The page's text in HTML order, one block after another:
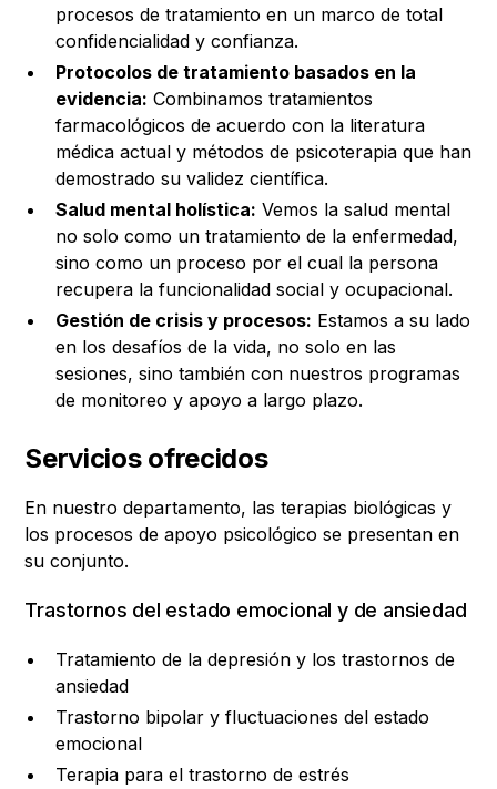
procesos de tratamiento en un marco de total
confidencialidad y confianza.
Protocolos de tratamiento basados en la
evidencia: Combinamos tratamientos
farmacológicos de acuerdo con la literatura
médica actual y métodos de psicoterapia que han
demostrado su validez científica.
Salud mental holística: Vemos la salud mental
no solo como un tratamiento de la enfermedad,
sino como un proceso por el cual la persona
recupera la funcionalidad social y ocupacional.
Gestión de crisis y procesos: Estamos a su lado
en los desafíos de la vida, no solo en las
sesiones, sino también con nuestros programas
de monitoreo y apoyo a largo plazo.
Servicios ofrecidos
En nuestro departamento, las terapias biológicas y
los procesos de apoyo psicológico se presentan en
su conjunto.
Trastornos del estado emocional y de ansiedad
Tratamiento de la depresión y los trastornos de
ansiedad
Trastorno bipolar y fluctuaciones del estado
emocional
Terapia para el trastorno de estrés